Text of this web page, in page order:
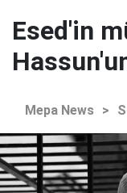
Esed'in
Mepa News >